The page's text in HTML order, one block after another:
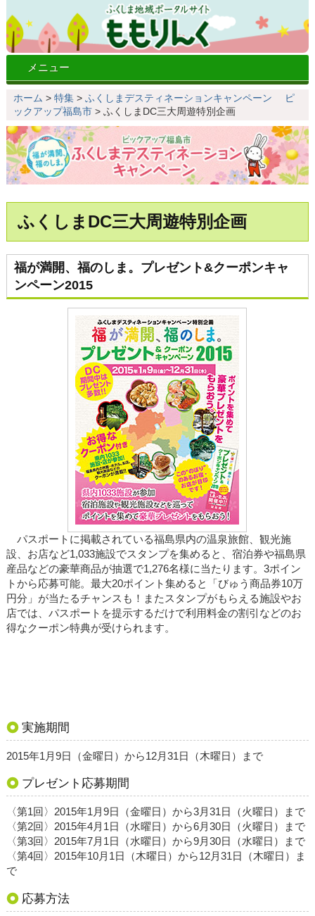
メニュー
ホーム >特集 >ふくしまデスティネーションキャンペーン ピ
ックアップ福島市 >ふくしまDC三大周遊特別企画
ふくしまDC三大周遊特別企画
福が満開、福のしま。プレゼント&クーポンキャ
ンペーン2015
パスポートに掲載されている福島県内の温泉旅館、観光施
設、お店など1,033施設でスタンプを集めると、宿泊券や福島県
産品などの豪華商品が抽選で1,276名様に当たります。3ポイン
トから応募可能。最大20ポイント集めると「びゅう商品券10万
円分」が当たるチャンスも！またスタンプがもらえる施設やお
店では、パスポートを提示するだけで利用料金の割引などのお
得なクーポン特典が受けられます。
実施期間
2015年1月9日（金曜日）から12月31日（木曜日）まで
プレゼント応募期間
〈第1回〉2015年1月9日（金曜日）から3月31日（火曜日）まで
〈第2回〉2015年4月1日（水曜日）から6月30日（火曜日）まで
〈第3回〉2015年7月1日（水曜日）から9月30日（水曜日）まで
〈第4回〉2015年10月1日（木曜日）から12月31日（木曜日）ま
で
応募方法